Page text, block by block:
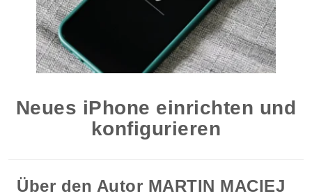
Neues iPhone einrichten und
konfigurieren
Über den Autor MARTIN MACIEJ